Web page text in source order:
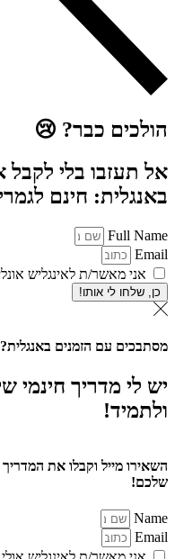
הולכים כבר? 😢
אל תעזבו בלי
באנגלית: חינם
Full Name
Email
אני מאשר/ת לאינגליש
כן, שלחו לי אותו!
מסתבכים עם הזמנים באנגלית?
יש לי מדריך
ולתמיד!
השאירו מייל וקבלו את
שלכם!
Name
Email